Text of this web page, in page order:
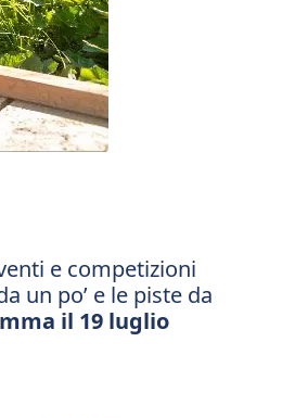
e competizioni
un po’ e le piste da
il 19 luglio